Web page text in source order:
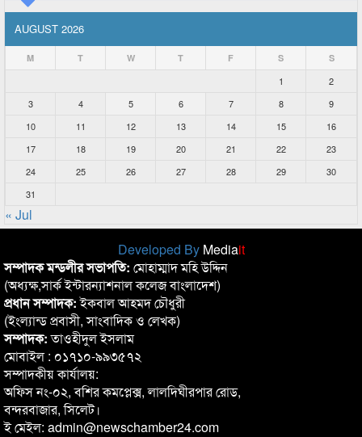
AUGUST 2026
M T W T F S S
1
2
3
4 5 6 7 8
9
10
11 12 13 14 15
16
17
18 19 20 21 22
23
24
25 26 27 28 29
30
31
« Jul
Developed By Mediait
সম্পাদক মন্ডলীর সভাপতি: মোহাম্মাদ মহি উদ্দিন
(অধ্যক্ষ,সার্ক ইন্টারন্যাশনাল কলেজ বাংলাদেশ)
প্রধান সম্পাদক:ইকবাল আহমদ চৌধুরী
(ইংল্যান্ড প্রবাসী, সাংবাদিক ও লেখক)
সম্পাদক:তাওহীদুল ইসলাম
মোবাইল : ০১৭১০-৯৯৩৫৭২
সম্পাদকীয় কার্যালয়:
অফিস নং-০২, বশির কমপ্লেক্স, লালদিঘীরপার রোড,
বন্দরবাজার, সিলেট।
ই মেইল: admin@newschamber24.com